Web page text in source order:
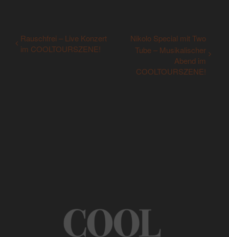
Rauschfrei – Live Konzert
im COOLTOURSZENE!
Nikolo Special mit Two
Tube – Musikalischer
Abend im
COOLTOURSZENE!